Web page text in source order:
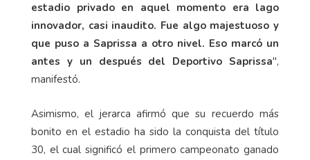
estadio privado en aquel momento era lago
innovador, casi inaudito. Fue algo majestuoso y
que puso a Saprissa a otro nivel. Eso marcó un
antes y un después del Deportivo Saprissa",
manifestó.
Asimismo, el jerarca afirmó que su recuerdo más
bonito en el estadio ha sido la conquista del título
30, el cual significó el primero campeonato ganado